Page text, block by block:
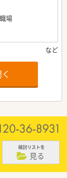
場
検討リストを
見る